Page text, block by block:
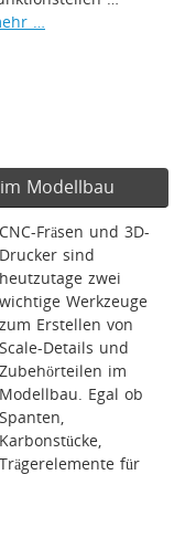
…
Modellbau
CNC-Fräsen und 3D-
Drucker sind
heutzutage zwei
wichtige Werkzeuge
zum Erstellen von
Scale-Details und
Zubehörteilen im
Modellbau. Egal ob
Spanten,
Karbonstücke,
Trägerelemente für